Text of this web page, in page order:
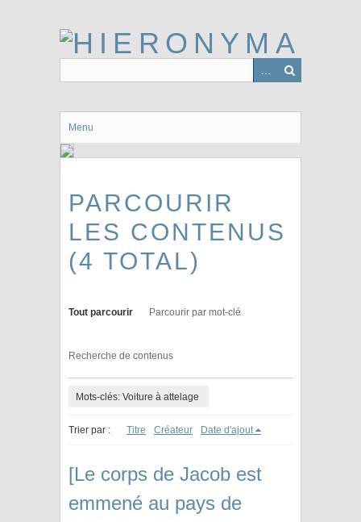
Menu
PARCOURIR
LES CONTENUS
(4 TOTAL)
Tout parcourir Parcourir par mot-clé
Recherche de contenus
Mots-clés: Voiture à attelage
Trier par : Titre Créateur Date d'ajout
[Le corps de Jacob est
emmené au pays de